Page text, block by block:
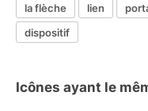
la flèche lien
dispositif
Icônes ayant le